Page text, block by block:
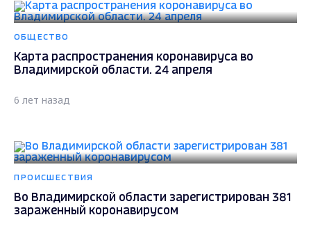
ОБЩЕСТВО
Карта распространения коронавируса во
Владимирской области. 24 апреля
6 лет назад
ПРОИСШЕСТВИЯ
Во Владимирской области зарегистрирован 381
зараженный коронавирусом